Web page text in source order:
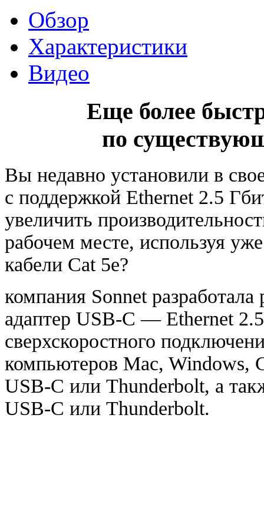
Обзор
Характеристики
Видео
Еще более
по
Вы недавно установили в
с поддержкой Ethernet 2.5
увеличить
рабочем месте, используя
кабели Cat 5e?
компания Sonnet
адаптер USB-C — Ethernet
сверхскоростного
компьютеров Mac, Windows,
USB-C или Thunderbolt, а
USB-C или Thunderbolt.